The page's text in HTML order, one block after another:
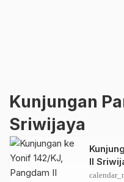
Kunjungan
Sriwijaya
II
Prima